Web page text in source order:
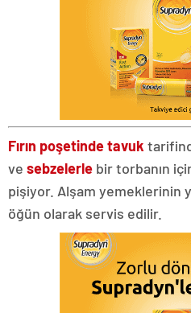
Fırın poşetinde tavuk
ve sebzelerle bir torbanın
pişiyor. Alşam yemeklerinin
öğün olarak servis edilir.